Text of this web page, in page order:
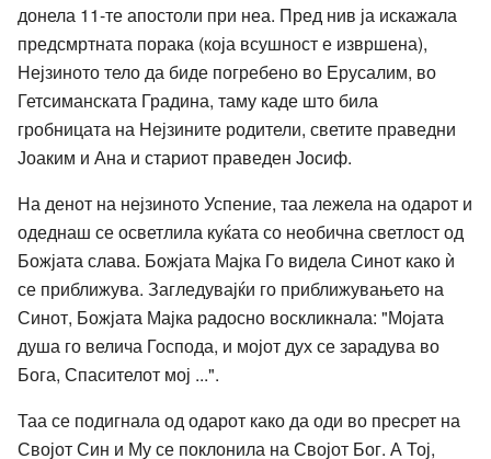
донела 11-те апостоли при неа. Пред нив ја искажала
предсмртната порака (која всушност е извршена),
Нејзиното тело да биде погребено во Ерусалим, во
Гетсиманската Градина, таму каде што била
гробницата на Нејзините родители, светите праведни
Јоаким и Ана и стариот праведен Јосиф.
На денот на нејзиното Успение, таа лежела на одарот и
одеднаш се осветлила куќата со необична светлост од
Божјата слава. Божјата Мајка Го видела Синот како ѝ
се приближува. Загледувајќи го приближувањето на
Синот, Божјата Мајка радосно воскликнала: "Мојата
душа го велича Господа, и мојот дух се зарадува во
Бога, Спасителот мој ...".
Таа се подигнала од одарот како да оди во пресрет на
Својот Син и Му се поклонила на Својот Бог. А Тој,